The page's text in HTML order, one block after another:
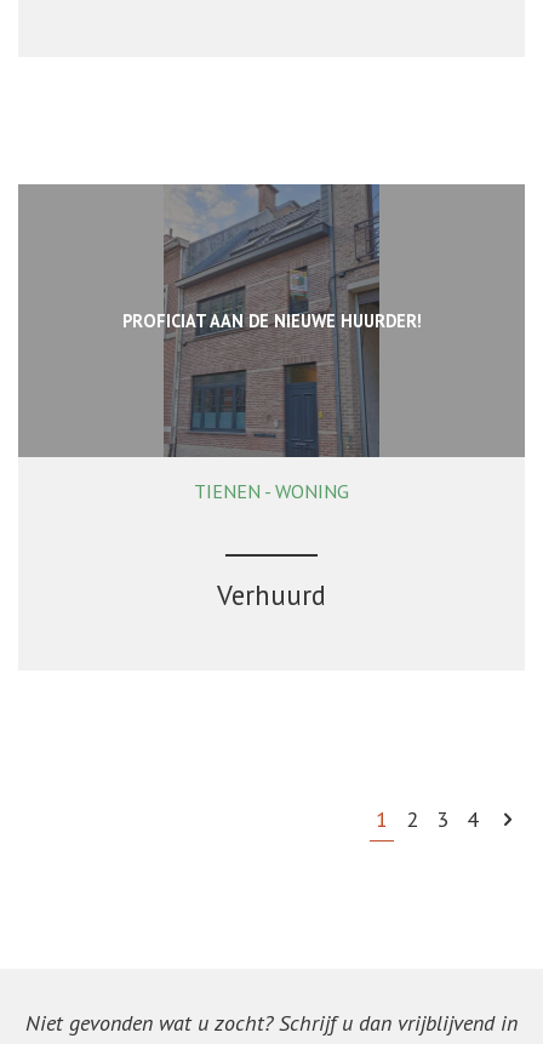
PROFICIAT AAN DE NIEUWE HUURDER!
TIENEN - WONING
Verhuurd
1 2 3 4
Niet gevonden wat u zocht? Schrijf u dan vrijblijvend in